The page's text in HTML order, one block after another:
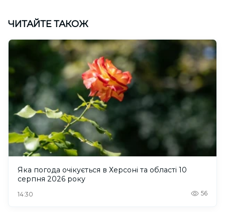
ЧИТАЙТЕ ТАКОЖ
Яка погода очікується в Херсоні та області 10
серпня 2026 року
14:30 56